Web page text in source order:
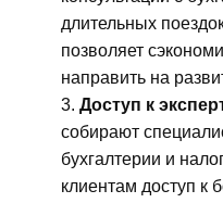
длительных
позволяет
направить на
Доступ к
собирают
бухгалтерии и
клиентам доступ к